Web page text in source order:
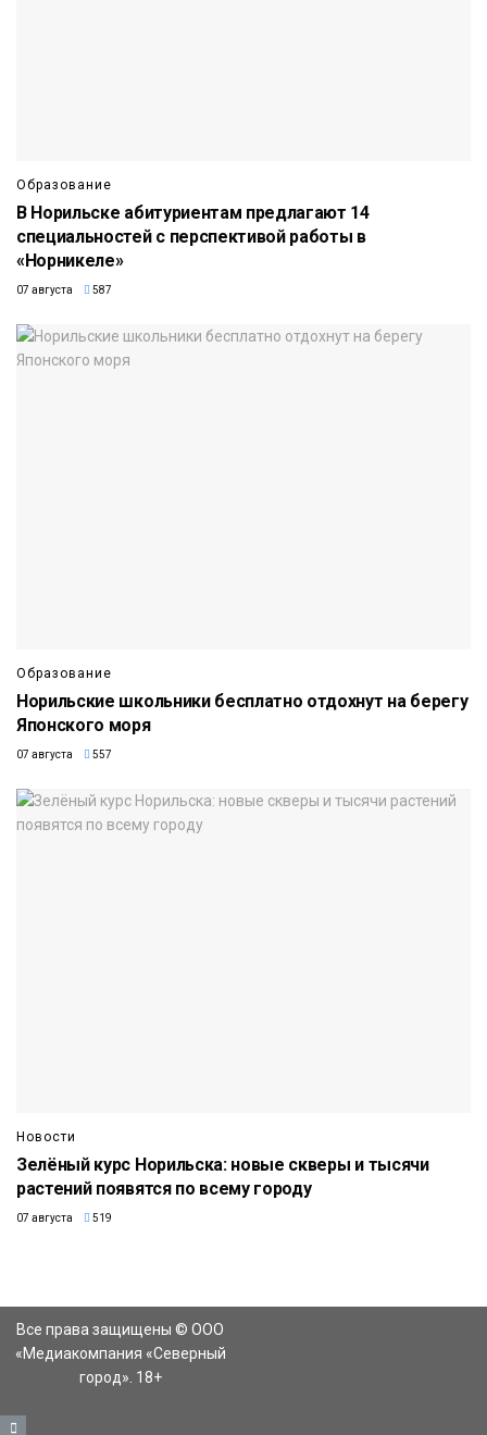
Образование
В Норильске абитуриентам предлагают 14
специальностей с перспективой работы в
«Норникеле»
07 августа 587
Образование
Норильские школьники бесплатно отдохнут на берегу
Японского моря
07 августа 557
Новости
Зелёный курс Норильска: новые скверы и тысячи
растений появятся по всему городу
07 августа 519
Все права защищены © ООО
«Медиакомпания «Северный
город». 18+